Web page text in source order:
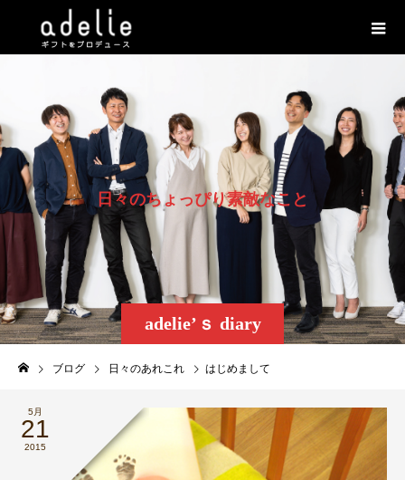
adelie’ｓ diary
日々のち ょ っぴり素敵なこ と
ブログ 日々のあれこれ はじめまして
5月
21
2015